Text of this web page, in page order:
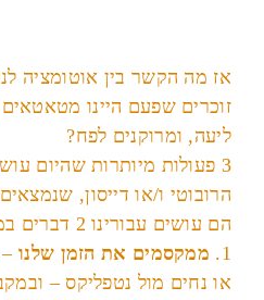
אז מה הקשר בין אוטומציה
זוכרים שפעם היינו
ליעה, ומרוקנים לפח?
3 פעולות מיותרות שהיום
הרובוטי ו/או דייסון,
הם עושים עבורינו 2 דברים במקביל:
1.
ממקסמים את הזמן שלנו–
או נחים מול נטפליקס –